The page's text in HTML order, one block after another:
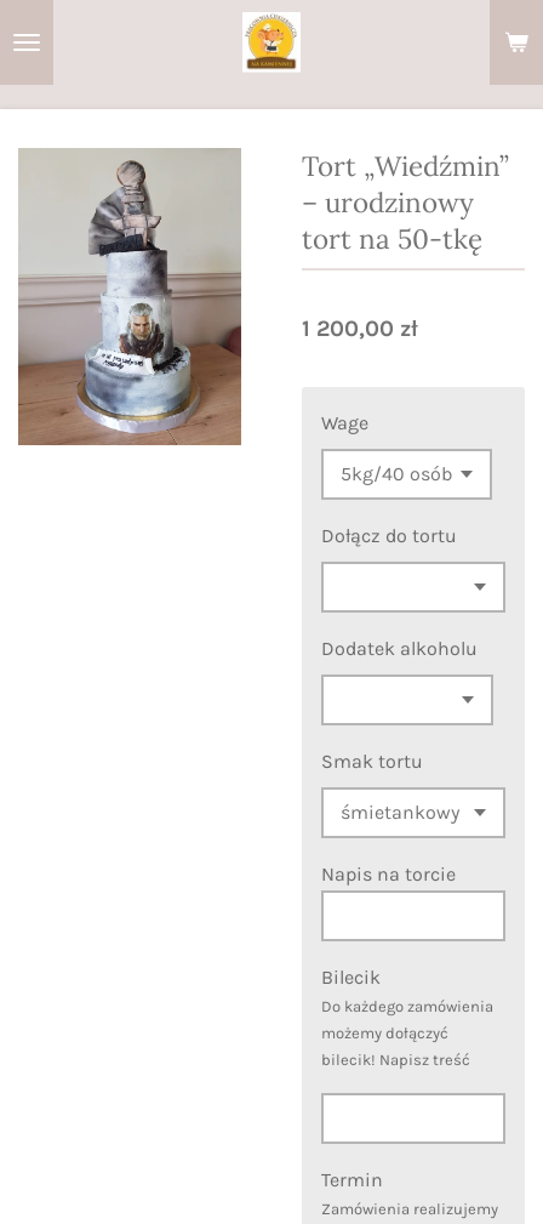
Tort „Wiedźmin”
– urodzinowy
tort na 50-tkę
1 200,00 zł
Wage
Dołącz do tortu
Dodatek alkoholu
Smak tortu
Napis na torcie
Bilecik
Do każdego zamówienia
możemy dołączyć
bilecik! Napisz treść
Termin
Zamówienia realizujemy